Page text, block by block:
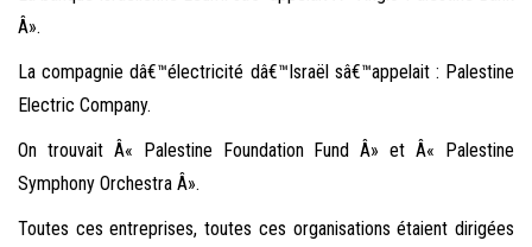
Â».
La compagnie dâ€™électricité dâ€™Israël sâ€™appelait : Palestine
Electric Company.
On trouvait Â« Palestine Foundation Fund Â» et Â« Palestine
Symphony Orchestra Â».
Toutes ces entreprises, toutes ces organisations étaient dirigées